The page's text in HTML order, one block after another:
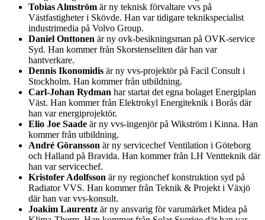
Tobias Almström är ny teknisk förvaltare vvs på
Västfastigheter i Skövde. Han var tidigare teknikspecialist
industrimedia på Volvo Group.
Daniel Onttonen är ny ovk-besikningsman på OVK-service
Syd. Han kommer från Skorstenseliten där han var
hantverkare.
Dennis Ikonomidis är ny vvs-projektör på Facil Consult i
Stockholm. Han kommer från utbildning.
Carl-Johan Rydman har startat det egna bolaget Energiplan
Väst. Han kommer från Elektrokyl Energiteknik i Borås där
han var energiprojektör.
Elio Joe Saade är ny vvs-ingenjör på Wikström i Kinna. Han
kommer från utbildning.
André Göransson är ny servicechef Ventilation i Göteborg
och Halland på Bravida. Han kommer från LH Ventteknik där
han var servicechef.
Kristofer Adolfsson är ny regionchef konstruktion syd på
Radiator VVS. Han kommer från Teknik & Projekt i Växjö
där han var vvs-konsult.
Joakim Laurentz är ny ansvarig för varumärket Midea på